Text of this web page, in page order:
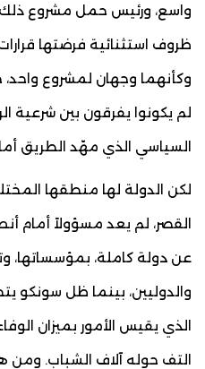
واسع، ورئيس حمل مشروع ذلك
ظروف استثنائية فرضتها
وكأنهما وجهان لمشروع واحد،
لم يكونوا يفرقون بين شرعية
السياسي الذي مهّد الطريق
لكن الدولة لها منطقها
القصر، لم يعد مسؤولاً أمام
عن دولة كاملة، بمؤسساتها،
والدوليين، بينما ظل سونكو
الذي يقيس الأمور بميزان
التف حوله آلاف الشباب. ومن